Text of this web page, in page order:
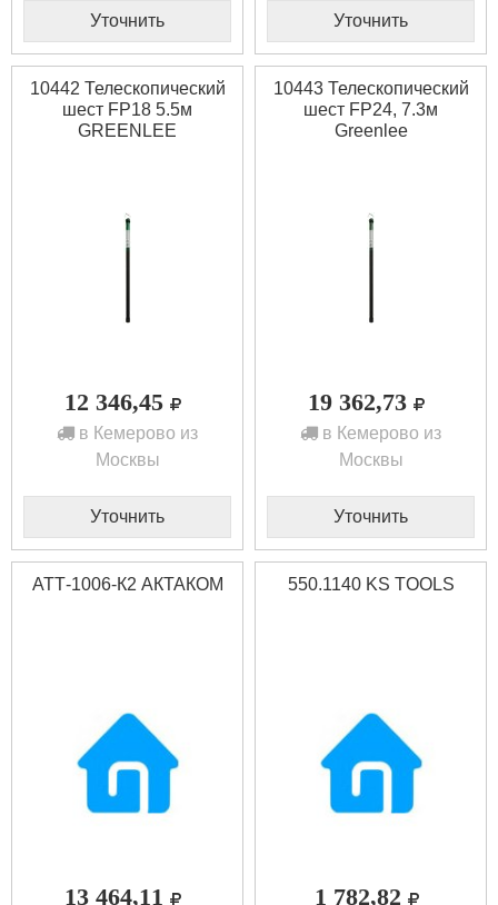
Уточнить Уточнить
10442 Телескопический
шест FP18 5.5м
GREENLEE
12 346,45
в Кемерово из
Москвы
Уточнить
10443 Телескопический
шест FP24, 7.3м
Greenlee
19 362,73
в Кемерово из
Москвы
Уточнить
АТТ-1006-К2 АКТАКОМ
13 464,11
550.1140 KS TOOLS
1 782,82